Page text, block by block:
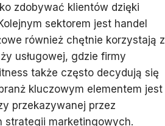
zdobywać klientów dzięki
sektorem jest handel
również chętnie korzystają z
usługowej, gdzie firmy
także często decydują się
kluczowym elementem jest
przekazywanej przez
strategii marketingowych.